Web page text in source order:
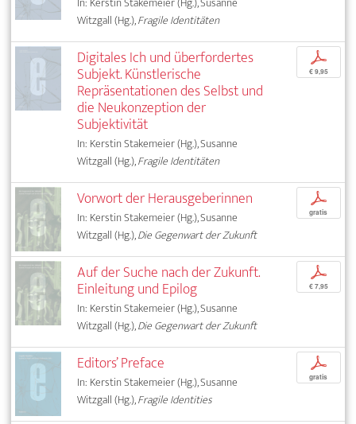
Witzgall (Hg.),Fragile Identitäten
Digitales Ich und überfordertes
Subjekt. Künstlerische
Repräsentationen des Selbst und
die Neukonzeption der
Subjektivität
In: Kerstin Stakemeier (Hg.), Susanne
Witzgall (Hg.),Fragile Identitäten
p
€ 9,95
Vorwort der Herausgeberinnen
In: Kerstin Stakemeier (Hg.), Susanne
Witzgall (Hg.),Die Gegenwart der Zukunft
p
gratis
Auf der Suche nach der Zukunft.
Einleitung und Epilog
In: Kerstin Stakemeier (Hg.), Susanne
Witzgall (Hg.),Die Gegenwart der Zukunft
p
€ 7,95
Editors’ Preface
In: Kerstin Stakemeier (Hg.), Susanne
Witzgall (Hg.),Fragile Identities
p
gratis